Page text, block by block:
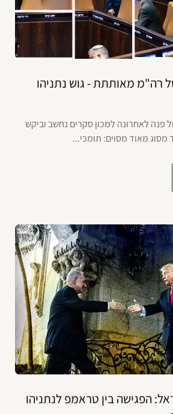
רה"מ מאותתת - גוש נתניהו
פנה לאחרונה למכון סקרים נחשב וביקש
מאוד מסוים: תומכי...
הפגישה בין טראמפ לנתניהו